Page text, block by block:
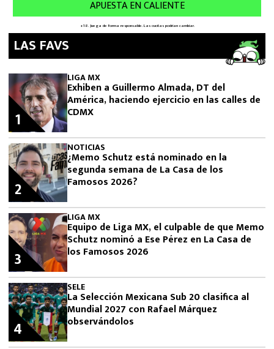
LAS FAVS
LIGA MX
Exhiben a Guillermo Almada, DT del
América, haciendo ejercicio en las calles de
CDMX
1
NOTICIAS
¿Memo Schutz está nominado en la
segunda semana de La Casa de los
Famosos 2026?
2
LIGA MX
Equipo de Liga MX, el culpable de que Memo
Schutz nominó a Ese Pérez en La Casa de
los Famosos 2026
3
SELE
La Selección Mexicana Sub 20 clasifica al
Mundial 2027 con Rafael Márquez
observándolos
4